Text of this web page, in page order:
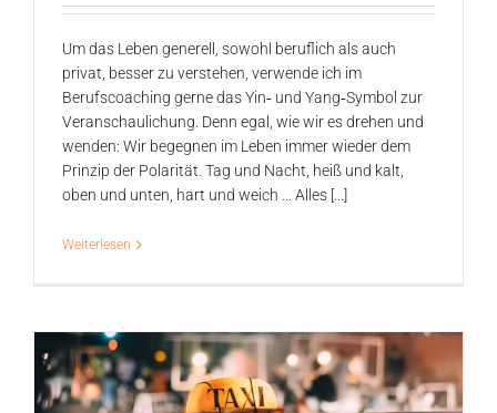
Um das Leben generell, sowohl beruflich als auch
privat, besser zu verstehen, verwende ich im
Berufscoaching gerne das Yin‑ und Yang‑Symbol zur
Veranschaulichung. Denn egal, wie wir es drehen und
wenden: Wir begegnen im Leben immer wieder dem
Prinzip der Polarität. Tag und Nacht, heiß und kalt,
oben und unten, hart und weich … Alles [...]
Weiterlesen